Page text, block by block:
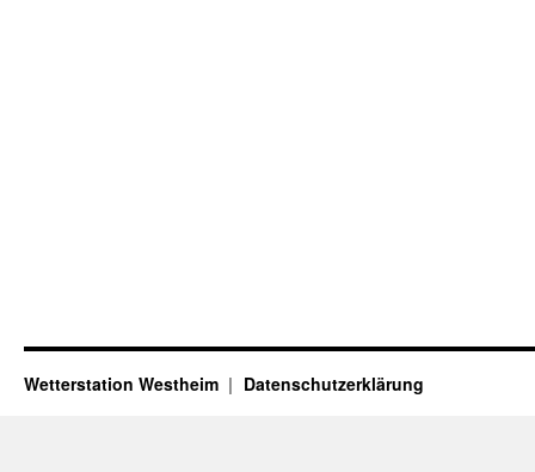
Wetterstation Westheim Datenschutzerklärung